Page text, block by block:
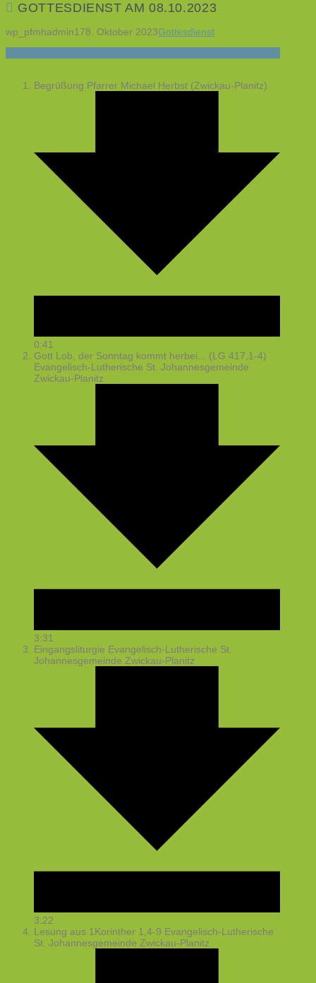
GOTTESDIENST AM 08.10.2023
wp_pfmhadmin178. Oktober 2023Gottesdienst
Begrüßung Pfarrer Michael Herbst (Zwickau-Planitz)
0:41
Gott Lob, der Sonntag kommt herbei... (LG 417,1-4)
Evangelisch-Lutherische St. Johannesgemeinde
Zwickau-Planitz
3:31
Eingangsliturgie Evangelisch-Lutherische St.
Johannesgemeinde Zwickau-Planitz
3:22
Lesung aus 1Korinther 1,4-9 Evangelisch-Lutherische
St. Johannesgemeinde Zwickau-Planitz